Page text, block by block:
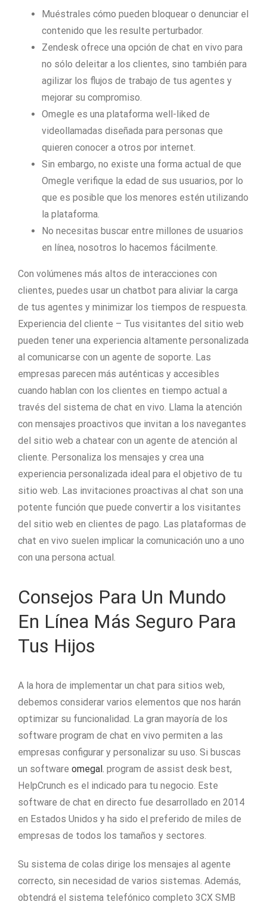
Muéstrales cómo pueden bloquear o denunciar el
contenido que les resulte perturbador.
Zendesk ofrece una opción de chat en vivo para
no sólo deleitar a los clientes, sino también para
agilizar los flujos de trabajo de tus agentes y
mejorar su compromiso.
Omegle es una plataforma well-liked de
videollamadas diseñada para personas que
quieren conocer a otros por internet.
Sin embargo, no existe una forma actual de que
Omegle verifique la edad de sus usuarios, por lo
que es posible que los menores estén utilizando
la plataforma.
No necesitas buscar entre millones de usuarios
en línea, nosotros lo hacemos fácilmente.
Con volúmenes más altos de interacciones con
clientes, puedes usar un chatbot para aliviar la carga
de tus agentes y minimizar los tiempos de respuesta.
Experiencia del cliente – Tus visitantes del sitio web
pueden tener una experiencia altamente personalizada
al comunicarse con un agente de soporte. Las
empresas parecen más auténticas y accesibles
cuando hablan con los clientes en tiempo actual a
través del sistema de chat en vivo. Llama la atención
con mensajes proactivos que invitan a los navegantes
del sitio web a chatear con un agente de atención al
cliente. Personaliza los mensajes y crea una
experiencia personalizada ideal para el objetivo de tu
sitio web. Las invitaciones proactivas al chat son una
potente función que puede convertir a los visitantes
del sitio web en clientes de pago. Las plataformas de
chat en vivo suelen implicar la comunicación uno a uno
con una persona actual.
Consejos Para Un Mundo
En Línea Más Seguro Para
Tus Hijos
A la hora de implementar un chat para sitios web,
debemos considerar varios elementos que nos harán
optimizar su funcionalidad. La gran mayoría de los
software program de chat en vivo permiten a las
empresas configurar y personalizar su uso. Si buscas
un software omegal. program de assist desk best,
HelpCrunch es el indicado para tu negocio. Este
software de chat en directo fue desarrollado en 2014
en Estados Unidos y ha sido el preferido de miles de
empresas de todos los tamaños y sectores.
Su sistema de colas dirige los mensajes al agente
correcto, sin necesidad de varios sistemas. Además,
obtendrá el sistema telefónico completo 3CX SMB